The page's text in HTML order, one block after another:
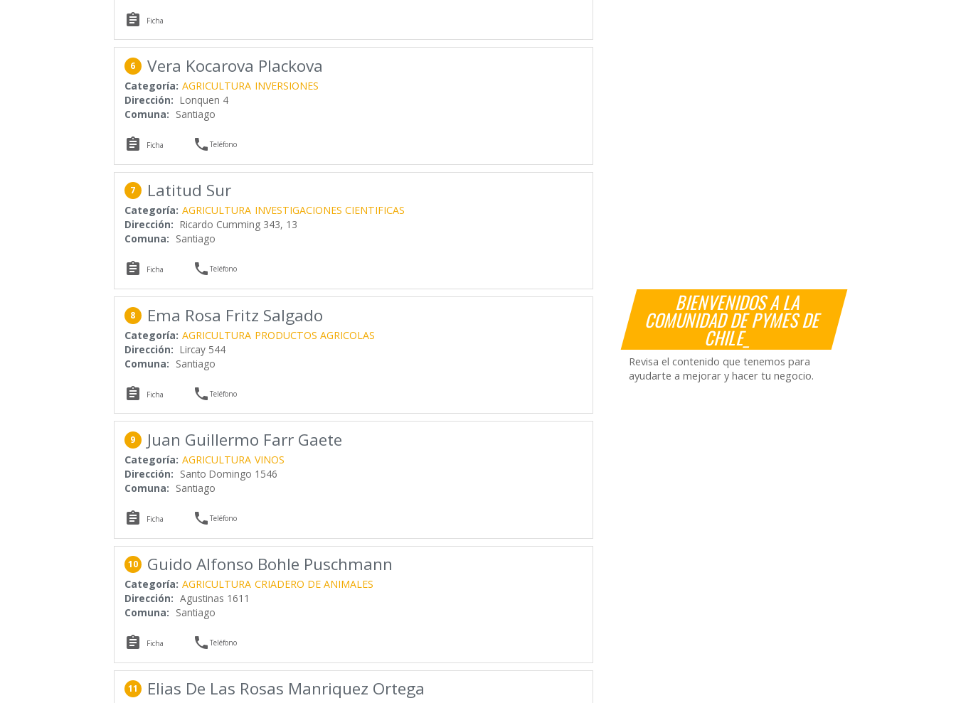
BIENVENIDOS A LA
COMUNIDAD DE PYMES DE
CHILE_
Revisa el contenido que tenemos para
ayudarte a mejorar y hacer tu negocio.
 Ficha
6 Vera Kocarova Plackova
Categoría: AGRICULTURA INVERSIONES
Dirección: Lonquen 4
Comuna: Santiago
 Ficha Teléfono
7 Latitud Sur
Categoría: AGRICULTURA INVESTIGACIONES CIENTIFICAS
Dirección: Ricardo Cumming 343, 13
Comuna: Santiago
 Ficha Teléfono
8 Ema Rosa Fritz Salgado
Categoría: AGRICULTURA PRODUCTOS AGRICOLAS
Dirección: Lircay 544
Comuna: Santiago
 Ficha Teléfono
9 Juan Guillermo Farr Gaete
Categoría: AGRICULTURA VINOS
Dirección: Santo Domingo 1546
Comuna: Santiago
 Ficha Teléfono
10 Guido Alfonso Bohle Puschmann
Categoría: AGRICULTURA CRIADERO DE ANIMALES
Dirección: Agustinas 1611
Comuna: Santiago
 Ficha Teléfono
11 Elias De Las Rosas Manriquez Ortega